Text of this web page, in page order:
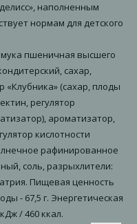
наполненным
нормам для детского
мука пшеничная высшего
сахар,
«Клубника» (сахар, плоды
регулятор
ароматизатор,
кислотности
рафинированное
соль, разрыхлители:
Пищевая ценность
- 67,5 г. Энергетическая
/ 460 ккал.